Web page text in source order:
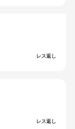
レス返し
レス返し